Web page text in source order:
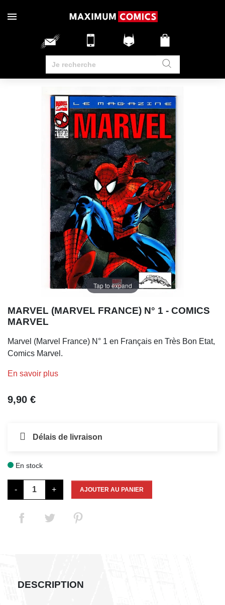
Tap to expand
MARVEL (MARVEL FRANCE) N° 1 - COMICS
MARVEL
Marvel (Marvel France) N° 1 en Français en Très Bon Etat,
Comics Marvel.
En savoir plus
9,90 €
Délais de livraison
En stock
- + AJOUTER AU PANIER
DESCRIPTION